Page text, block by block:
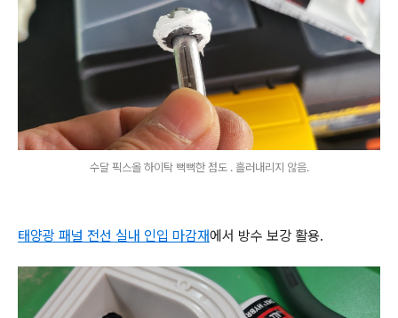
수달 픽스올 하이탁 뻑뻑한 점도 . 흘러내리지 않음.
태양광 패널 전선 실내 인입 마감재에서 방수 보강 활용.